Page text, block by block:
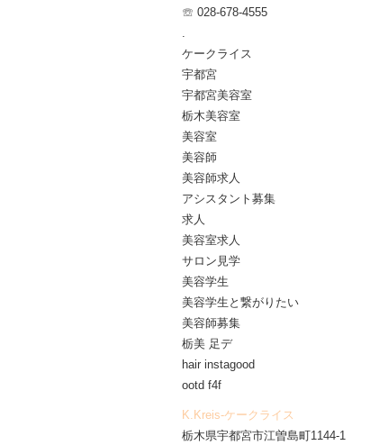
☏ 028-678-4555
.
ケークライス
宇都宮
宇都宮美容室
栃木美容室
美容室
美容師
美容師求人
アシスタント募集
求人
美容室求人
サロン見学
美容学生
美容学生と繋がりたい
美容師募集
栃美 足デ
hair instagood
ootd f4f
K.Kreis-ケークライス
栃木県宇都宮市江曽島町1144-1